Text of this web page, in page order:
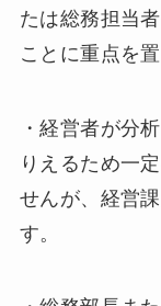
たは総務担当
ことに重点を
・経営者が分
りえるため一
せんが、経営
す。